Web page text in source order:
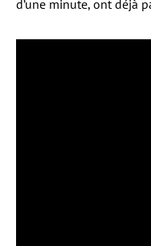
d’une minute, ont déjà